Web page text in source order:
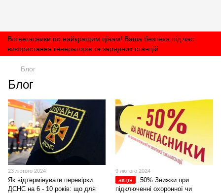
Вогнегасники по найкращим цінам! Ваша безпека під час
використання генераторів та зарядних станцій
Блог
Блог
23 лютого 2024
Як відтермінувати перевірки
ДСНС на 6 - 10 років: що для
9 лютого 2024
акція
50% Знижки при
підключенні охоронної чи